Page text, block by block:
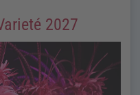
2027